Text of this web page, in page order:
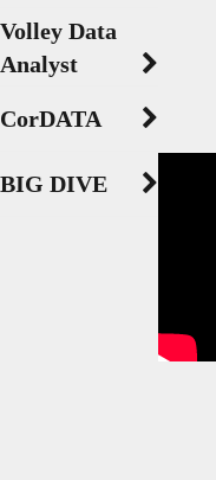
Volley Data
Analyst
CorDATA
BIG DIVE